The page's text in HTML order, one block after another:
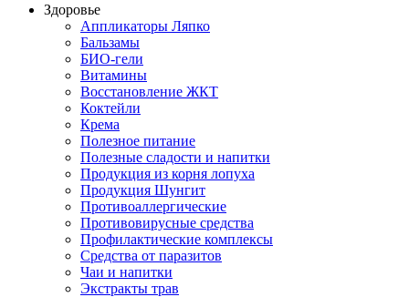
Здоровье
Аппликаторы Ляпко
Бальзамы
БИО-гели
Витамины
Восстановление ЖКТ
Коктейли
Крема
Полезное питание
Полезные сладости и напитки
Продукция из корня лопуха
Продукция Шунгит
Противоаллергические
Противовирусные средства
Профилактические комплексы
Средства от паразитов
Чаи и напитки
Экстракты трав